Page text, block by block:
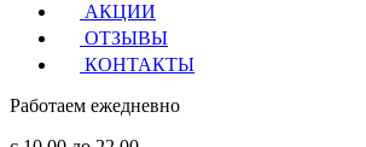
АКЦИИ
ОТЗЫВЫ
КОНТАКТЫ
Работаем ежедневно